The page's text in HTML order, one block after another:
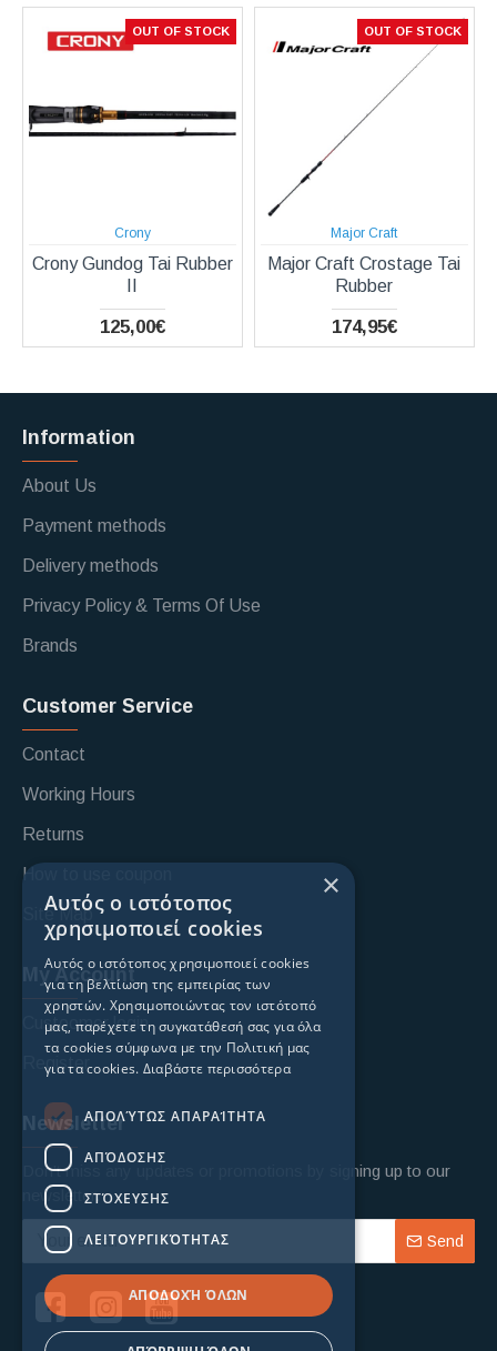
OUT OF STOCK
Crony
Crony Gundog Tai Rubber
125,00€
OUT OF STOCK
Major Craft
Major Craft Crostage Tai
Rubber
174,95€
Information
About Us
Payment methods
Delivery methods
Privacy Policy & Terms Of Use
Brands
Customer Service
Contact
Working Hours
Returns
How to use coupon
Site Map
My Account
Custoomer login
Register
Newsletter
Don't miss any updates or promotions by signing up to our
newsletter.
Send
×
Αυτός ο ιστότοπος
χρησιμοποιεί cookies
Αυτός ο ιστότοπος χρησιμοποιεί cookies
για τη βελτίωση της εμπειρίας των
χρηστών. Χρησιμοποιώντας τον ιστότοπό
μας, παρέχετε τη συγκατάθεσή σας για όλα
τα cookies σύμφωνα με την Πολιτική μας
για τα cookies. Διαβάστε περισσότερα
ΑΠΟΛΎΤΩΣ ΑΠΑΡΑΊΤΗΤΑ
ΑΠΌΔΟΣΗΣ
ΣΤΌΧΕΥΣΗΣ
ΛΕΙΤΟΥΡΓΙΚΌΤΗΤΑΣ
ΑΠΟΔΟΧΉ ΌΛΩΝ